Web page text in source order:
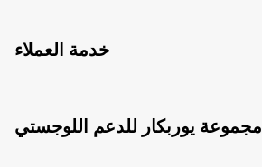
خدمة العملاء
مجموعة يوربكار للدعم اللوجستي